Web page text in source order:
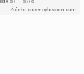
Źródło: currencybeacon.com